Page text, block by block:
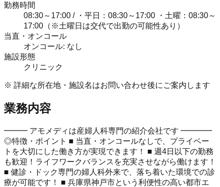
勤務時間
08:30～17:00 / ・平日：08:30～17:00 ・土曜：08:30～
17:00（※土曜日は交代で出勤の可能性あり）
当直・オンコール
オンコール: なし
施設形態
クリニック
※ 詳細な所在地・施設名はお問い合わせ後にご案内します
業務内容
━━━ アモメディは産婦人科専門の紹介会社です ━━━━
◎特徴・ポイント ■ 当直・オンコールなしで、プライベー
トを大切にした働き方が実現できます！ ■ 週4日以下の勤務
も歓迎！ライフワークバランスを充実させながら働けます！
■ 健診・ドック専門の婦人科外来で、落ち着いた環境での診
療が可能です！ ■ 兵庫県神戸市という利便性の高い都市エ